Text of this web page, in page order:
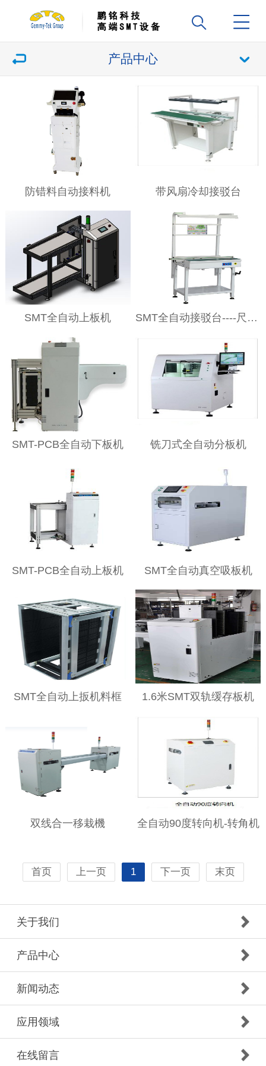
产品中心
防错料自动接料机 带风扇冷却接驳台
SMT全自动上板机 SMT全自动接驳台----尺寸大小可调
SMT-PCB全自动下板机 铣刀式全自动分板机
SMT-PCB全自动上板机 SMT全自动真空吸板机
SMT全自动上扳机料框 1.6米SMT双轨缓存板机
双线合一移栽機 全自动90度转向机-转角机
首页 上一页 1 下一页 末页
关于我们
产品中心
新闻动态
应用领域
在线留言